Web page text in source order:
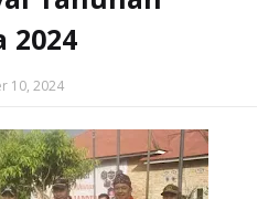
2024
10, 2024